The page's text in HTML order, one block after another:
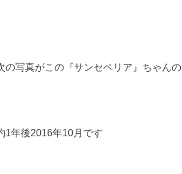
の写真がこの『サンセベリア』ちゃんの
1年後2016年10月です